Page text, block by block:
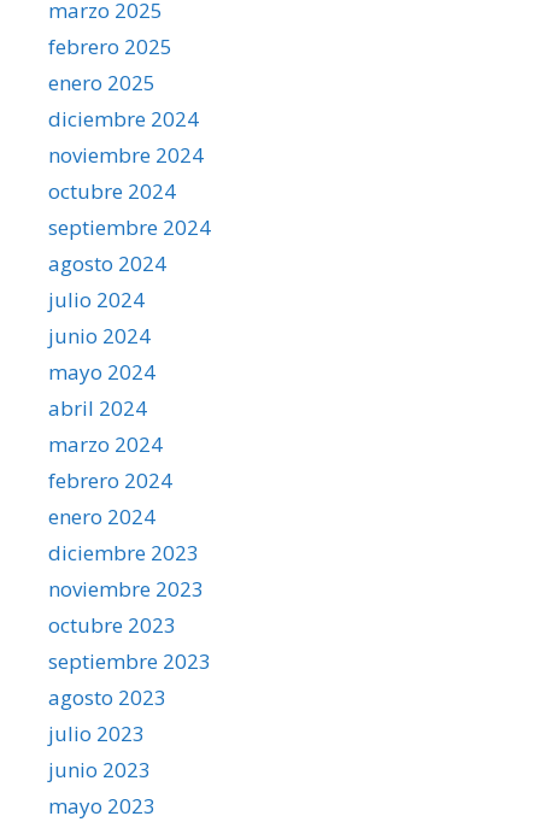
marzo 2025
febrero 2025
enero 2025
diciembre 2024
noviembre 2024
octubre 2024
septiembre 2024
agosto 2024
julio 2024
junio 2024
mayo 2024
abril 2024
marzo 2024
febrero 2024
enero 2024
diciembre 2023
noviembre 2023
octubre 2023
septiembre 2023
agosto 2023
julio 2023
junio 2023
mayo 2023